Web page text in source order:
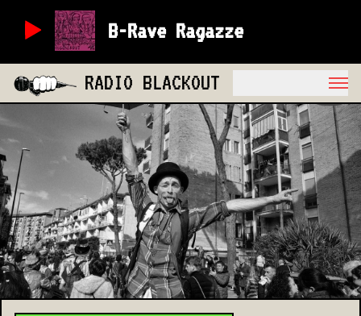
B-Rave Ragazze
RADIO BLACKOUT